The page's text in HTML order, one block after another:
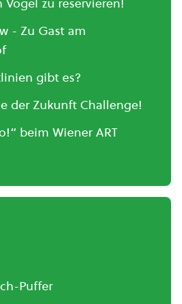
- Zu Gast am
gibt es?
der Zukunft Challenge!
beim Wiener ART
Puffer